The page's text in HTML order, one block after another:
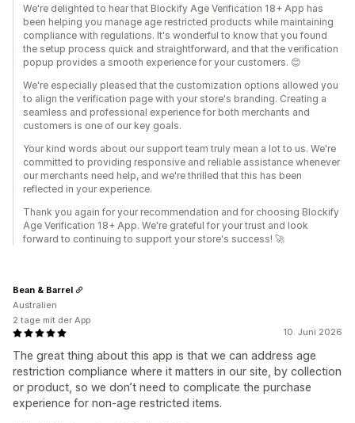
We're delighted to hear that Blockify Age Verification 18+ App has
been helping you manage age restricted products while maintaining
compliance with regulations. It's wonderful to know that you found
the setup process quick and straightforward, and that the verification
popup provides a smooth experience for your customers. 😊
We're especially pleased that the customization options allowed you
to align the verification page with your store's branding. Creating a
seamless and professional experience for both merchants and
customers is one of our key goals.
Your kind words about our support team truly mean a lot to us. We're
committed to providing responsive and reliable assistance whenever
our merchants need help, and we're thrilled that this has been
reflected in your experience.
Thank you again for your recommendation and for choosing Blockify
Age Verification 18+ App. We're grateful for your trust and look
forward to continuing to support your store's success! 🚀
10. Juni 2026
The great thing about this app is that we can address age
restriction compliance where it matters in our site, by collection
or product, so we don’t need to complicate the purchase
experience for non-age restricted items.
Bean & Barrel
Australien
2 tage mit der App